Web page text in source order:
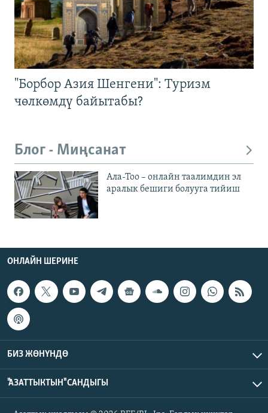
"Борбор Азия Шенгени": Туризм
чөлкөмдү байытабы?
Блог - Миңсанат
Ала-Тоо – онлайн таалимдин эл
аралык бешиги болууга тийиш
ОНЛАЙН ШЕРИНЕ
БИЗ ЖӨНҮНДӨ
"АЗАТТЫКТЫН" САНДЫГЫ